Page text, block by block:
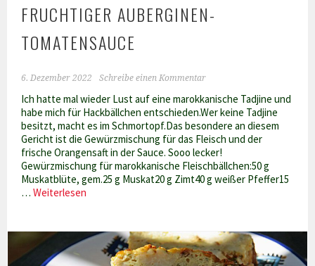
FRUCHTIGER AUBERGINEN-
TOMATENSAUCE
6. Dezember 2022 Schreibe einen Kommentar
Ich hatte mal wieder Lust auf eine marokkanische Tadjine und
habe mich für Hackbällchen entschieden.Wer keine Tadjine
besitzt, macht es im Schmortopf.Das besondere an diesem
Gericht ist die Gewürzmischung für das Fleisch und der
frische Orangensaft in der Sauce. Sooo lecker!
Gewürzmischung für marokkanische Fleischbällchen:50 g
Muskatblüte, gem.25 g Muskat20 g Zimt40 g weißer Pfeffer15
…Weiterlesen
fruchtiger
Auberginen-
Tomatensauce